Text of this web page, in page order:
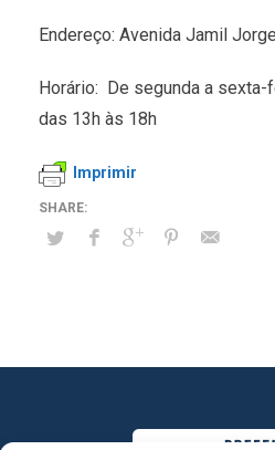
Endereço: Avenida Jamil
Horário: De segunda a
das 13h às 18h
Imprimir